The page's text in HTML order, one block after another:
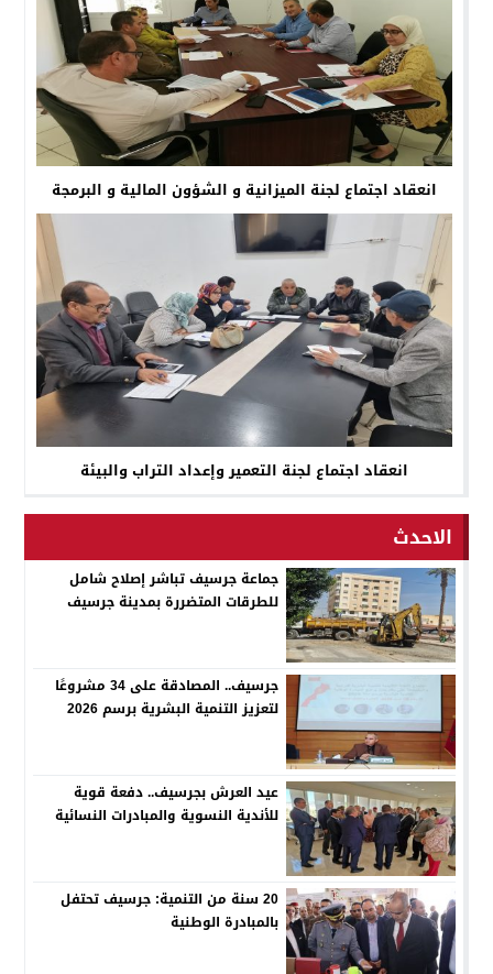
انعقاد اجتماع لجنة الميزانية و الشؤون المالية و البرمجة
انعقاد اجتماع لجنة التعمير وإعداد التراب والبيئة
الاحدث
جماعة جرسيف تباشر إصلاح شامل
للطرقات المتضررة بمدينة جرسيف
جرسيف.. المصادقة على 34 مشروعًا
لتعزيز التنمية البشرية برسم 2026
عيد العرش بجرسيف.. دفعة قوية
للأندية النسوية والمبادرات النسائية
20 سنة من التنمية: جرسيف تحتفل
بالمبادرة الوطنية